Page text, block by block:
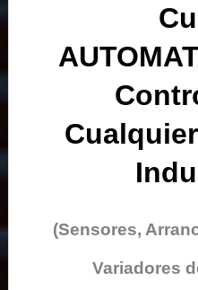
(Sensores,
Variadores